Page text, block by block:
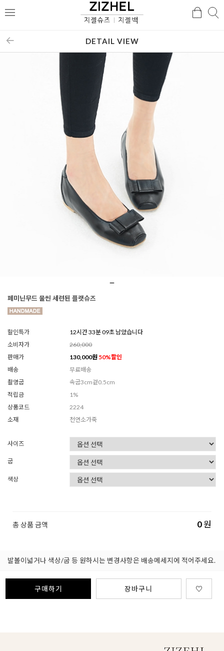
메
검
DETAIL VIEW
페미닌무드 물씬 세련된 플랫슈즈
할인특가
12시간 33분 07초 남았습니다
소비자가
260,000
판매가
130,000원 50%할인
배송
무료배송
촬영굽
속굽3cm겉0.5cm
적립금
1%
상품코드
2224
소재
천연소가죽
사이즈
굽
색상
총 상품 금액 0원
발볼이넓거나 색상/굽 등 원하시는 변경사항은 배송메세지에 적어주세요.
구매하기 장바구니 ♡